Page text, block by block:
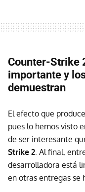
Counter-Strike
importante y
demuestran
El efecto que
pues lo hemos visto
de ser interesante
Strike 2 . Al final,
desarrolladora está
en otras entregas se